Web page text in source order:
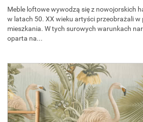
Meble loftowe wywodzą się z nowojorskich
w latach 50. XX wieku artyści przeobrażali w
mieszkania. W tych surowych warunkach
oparta na...